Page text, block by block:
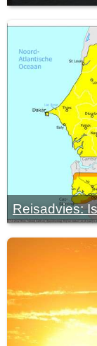
Reisadvies: